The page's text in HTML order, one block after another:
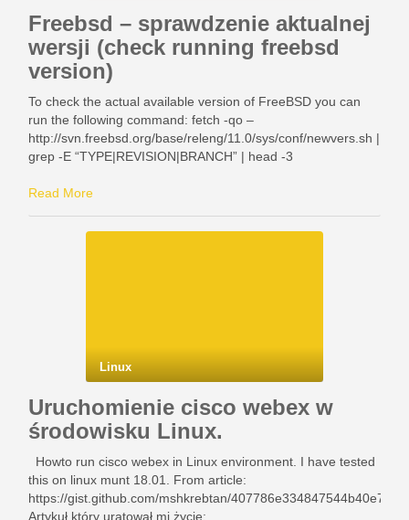
Freebsd – sprawdzenie aktualnej
wersji (check running freebsd
version)
To check the actual available version of FreeBSD you can
run the following command: fetch -qo –
http://svn.freebsd.org/base/releng/11.0/sys/conf/newvers.sh |
grep -E “TYPE|REVISION|BRANCH” | head -3
Read More
Linux
Uruchomienie cisco webex w
środowisku Linux.
Howto run cisco webex in Linux environment. I have tested
this on linux munt 18.01. From article:
https://gist.github.com/mshkrebtan/
Artykuł który uratował mi życie: